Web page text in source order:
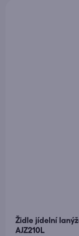
Židle jídelní
AJZ210L